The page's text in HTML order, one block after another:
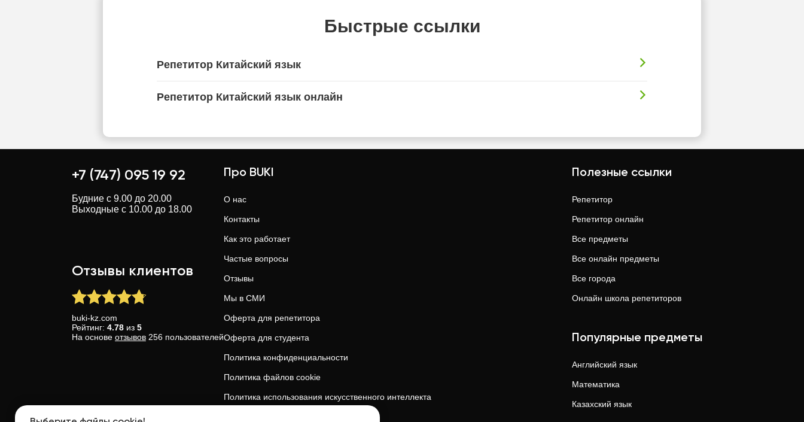
Быстрые ссылки
Репетитор Китайский язык
Репетитор Китайский язык онлайн
+7 (747) 095 19 92
Будние с 9.00 до 20.00
Выходные с 10.00 до 18.00
Отзывы клиентов
buki-kz.com
Рейтинг: 4.78 из 5
На основе отзывов 256 пользователей
Про BUKI
О нас
Контакты
Как это работает
Частые вопросы
Отзывы
Мы в СМИ
Оферта для репетитора
Оферта для студента
Политика конфиденциальности
Политика файлов cookie
Политика использования искусственного интеллекта
Полезные ссылки
Репетитор
Репетитор онлайн
Все предметы
Все онлайн предметы
Все города
Онлайн школа репетиторов
Популярные предметы
Английский язык
Математика
Казахский язык